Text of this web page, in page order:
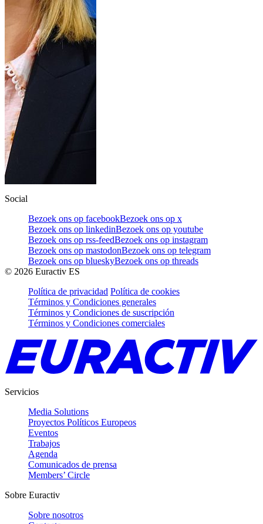
Social
Bezoek ons op facebookBezoek ons op x
Bezoek ons op linkedinBezoek ons op youtube
Bezoek ons op rss-feedBezoek ons op instagram
Bezoek ons op mastodonBezoek ons op telegram
Bezoek ons op blueskyBezoek ons op threads
© 2026 Euractiv ES
Política de privacidad Política de cookies
Términos y Condiciones generales
Términos y Condiciones de suscripción
Términos y Condiciones comerciales
Servicios
Media Solutions
Proyectos Políticos Europeos
Eventos
Trabajos
Agenda
Comunicados de prensa
Members’ Circle
Sobre Euractiv
Sobre nosotros